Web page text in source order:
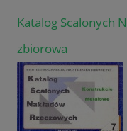
Katalog Scalonych
zbiorowa